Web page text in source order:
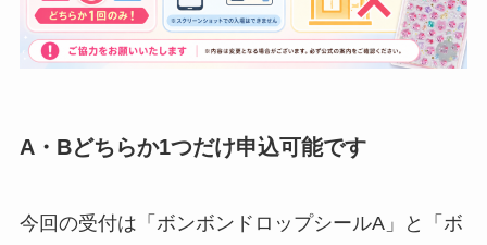
A・Bどちらか1つだけ申込可能です
今回の受付は「ボンボンドロップシールA」と「ボ